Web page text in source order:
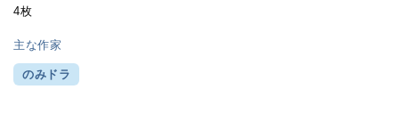
4枚
主な作家
のみドラ